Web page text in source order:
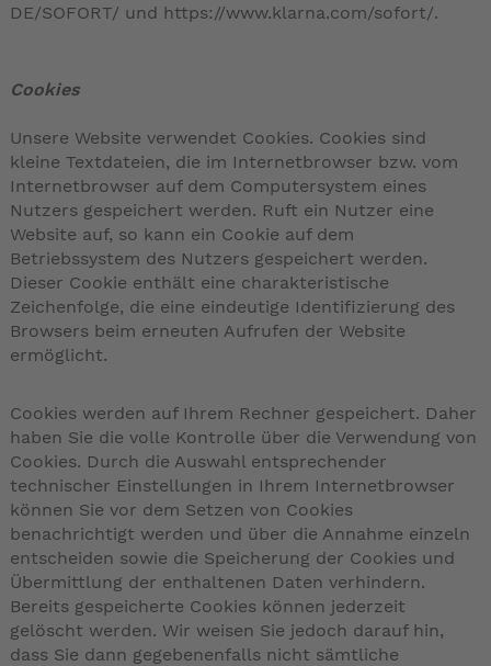
DE/SOFORT/ und https://www.klarna.com/sofort/.
Cookies
Unsere Website verwendet Cookies. Cookies sind
kleine Textdateien, die im Internetbrowser bzw. vom
Internetbrowser auf dem Computersystem eines
Nutzers gespeichert werden. Ruft ein Nutzer eine
Website auf, so kann ein Cookie auf dem
Betriebssystem des Nutzers gespeichert werden.
Dieser Cookie enthält eine charakteristische
Zeichenfolge, die eine eindeutige Identifizierung des
Browsers beim erneuten Aufrufen der Website
ermöglicht.
Cookies werden auf Ihrem Rechner gespeichert. Daher
haben Sie die volle Kontrolle über die Verwendung von
Cookies. Durch die Auswahl entsprechender
technischer Einstellungen in Ihrem Internetbrowser
können Sie vor dem Setzen von Cookies
benachrichtigt werden und über die Annahme einzeln
entscheiden sowie die Speicherung der Cookies und
Übermittlung der enthaltenen Daten verhindern.
Bereits gespeicherte Cookies können jederzeit
gelöscht werden. Wir weisen Sie jedoch darauf hin,
dass Sie dann gegebenenfalls nicht sämtliche